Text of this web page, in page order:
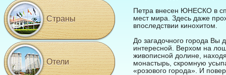
Петра внесен ЮНЕСКО в
мест мира. Здесь даже
впоследствии кинохитом.
До загадочного города Вы
интересной. Верхом на
живописной долине,
монастырь, скромную
«розового города». И
Страны
Отели